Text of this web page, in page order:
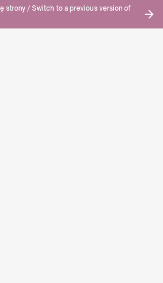
strony / Switch to a previous version of